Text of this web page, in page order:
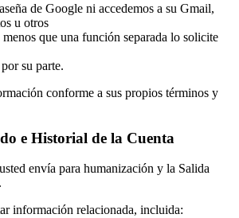
de Google ni accedemos a su Gmail,
u otros
que una función separada lo solicite
su parte.
conforme a sus propios términos y
e Historial de la Cuenta
envía para humanización y la Salida
información relacionada, incluida: